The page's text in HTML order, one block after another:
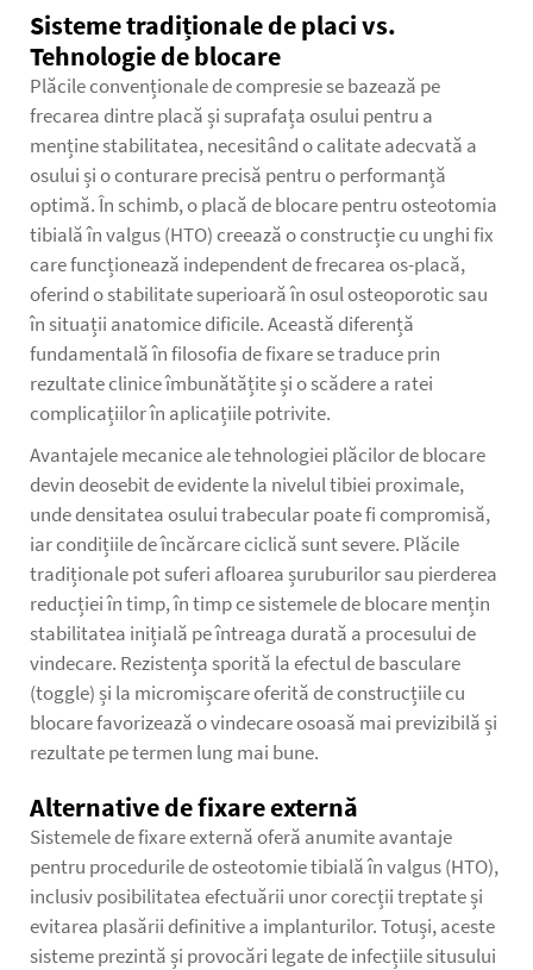
Sisteme tradiționale de placi vs.
Tehnologie de blocare
Plăcile convenționale de compresie se bazează pe
frecarea dintre placă și suprafața osului pentru a
menține stabilitatea, necesitând o calitate adecvată a
osului și o conturare precisă pentru o performanță
optimă. În schimb, o placă de blocare pentru osteotomia
tibială în valgus (HTO) creează o construcție cu unghi fix
care funcționează independent de frecarea os-placă,
oferind o stabilitate superioară în osul osteoporotic sau
în situații anatomice dificile. Această diferență
fundamentală în filosofia de fixare se traduce prin
rezultate clinice îmbunătățite și o scădere a ratei
complicațiilor în aplicațiile potrivite.
Avantajele mecanice ale tehnologiei plăcilor de blocare
devin deosebit de evidente la nivelul tibiei proximale,
unde densitatea osului trabecular poate fi compromisă,
iar condițiile de încărcare ciclică sunt severe. Plăcile
tradiționale pot suferi afloarea șuruburilor sau pierderea
reducției în timp, în timp ce sistemele de blocare mențin
stabilitatea inițială pe întreaga durată a procesului de
vindecare. Rezistența sporită la efectul de basculare
(toggle) și la micromișcare oferită de construcțiile cu
blocare favorizează o vindecare osoasă mai previzibilă și
rezultate pe termen lung mai bune.
Alternative de fixare externă
Sistemele de fixare externă oferă anumite avantaje
pentru procedurile de osteotomie tibială în valgus (HTO),
inclusiv posibilitatea efectuării unor corecții treptate și
evitarea plasării definitive a implanturilor. Totuși, aceste
sisteme prezintă și provocări legate de infecțiile situsului